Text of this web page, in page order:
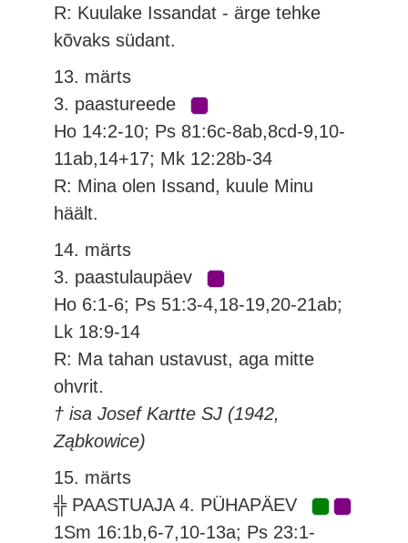
R: Kuulake Issandat - ärge tehke
kõvaks südant.
13. märts
3. paastureede
Ho 14:2-10; Ps 81:6c-8ab,8cd-9,10-
11ab,14+17; Mk 12:28b-34
R: Mina olen Issand, kuule Minu
häält.
14. märts
3. paastulaupäev
Ho 6:1-6; Ps 51:3-4,18-19,20-21ab;
Lk 18:9-14
R: Ma tahan ustavust, aga mitte
ohvrit.
† isa Josef Kartte SJ (1942,
Ząbkowice)
15. märts
╬ PAASTUAJA 4. PÜHAPÄEV
1Sm 16:1b,6-7,10-13a; Ps 23:1-